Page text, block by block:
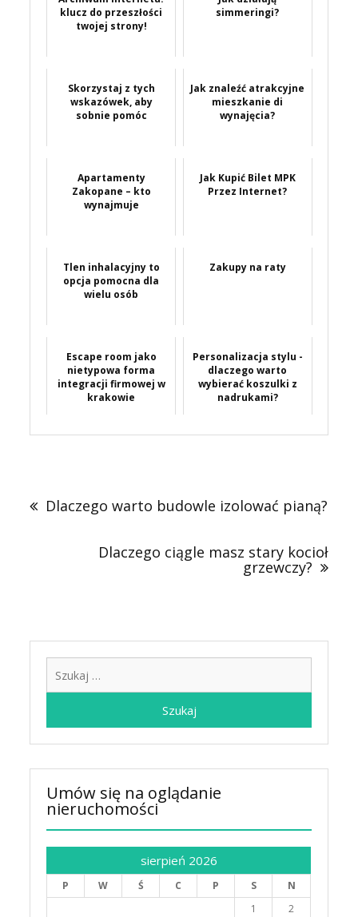
klucz do przeszłości
twojej strony!
simmeringi?
Skorzystaj z tych
wskazówek, aby
sobnie pomóc
Jak znaleźć atrakcyjne
mieszkanie di
wynajęcia?
Apartamenty
Zakopane – kto
wynajmuje
Jak Kupić Bilet MPK
Przez Internet?
Tlen inhalacyjny to
opcja pomocna dla
wielu osób
Zakupy na raty
Escape room jako
nietypowa forma
integracji firmowej w
krakowie
Personalizacja stylu -
dlaczego warto
wybierać koszulki z
nadrukami?
wpisu
Dlaczego warto budowle izolować pianą?
Dlaczego ciągle masz stary kocioł
grzewczy?
Umów się na oglądanie
nieruchomości
sierpień 2026
P W Ś C P S
N
1
2